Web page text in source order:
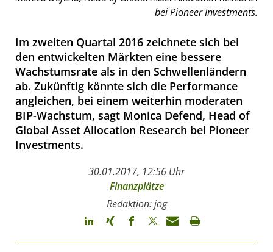
bei Pioneer Investments.
Im zweiten Quartal 2016 zeichnete sich bei
den entwickelten Märkten eine bessere
Wachstumsrate als in den Schwellenländern
ab. Zukünftig könnte sich die Performance
angleichen, bei einem weiterhin moderaten
BIP-Wachstum, sagt Monica Defend, Head of
Global Asset Allocation Research bei Pioneer
Investments.
30.01.2017, 12:56 Uhr
Finanzplätze
Redaktion: jog